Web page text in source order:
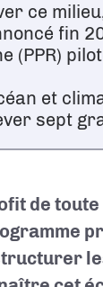
ce
fin
et
sept
de